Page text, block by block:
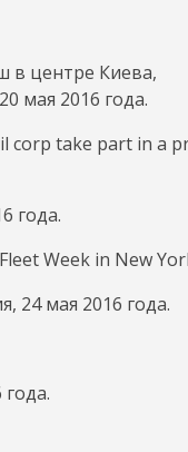
в центре Киева,
мая 2016 года.
года.
24 мая 2016 года.